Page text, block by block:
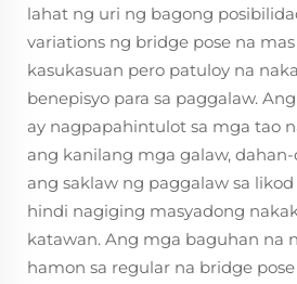
lahat ng uri ng bagong
variations ng bridge pose na
kasukasuan pero patuloy na
benepisyo para sa paggalaw.
ay nagpapahintulot sa mga tao
ang kanilang mga galaw,
ang saklaw ng paggalaw sa
hindi nagiging masyadong
katawan. Ang mga baguhan na
hamon sa regular na bridge